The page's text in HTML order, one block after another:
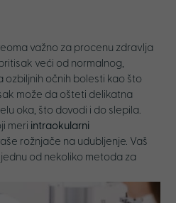
važno za procenu zdravlja
veći od normalnog,
ozbiljnih očnih bolesti kao što
može da ošteti delikatna
oka, što dovodi i do slepila.
meri intraokularni
rožnjače na udubljenje. Vaš
od nekoliko metoda za